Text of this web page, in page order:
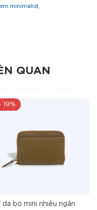
minimalist,
QUAN
19%
da bò mini nhiều ngăn